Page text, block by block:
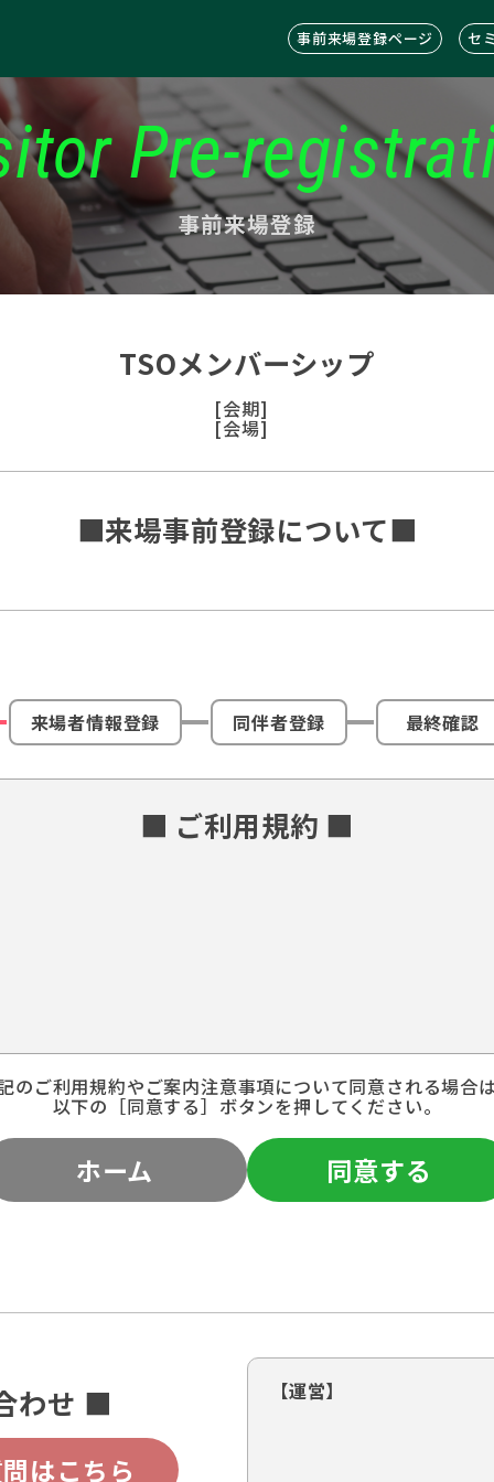
事前来場登録ページ セ
Pre-
事前来場登録
TSOメンバーシップ
[会期]
[会場]
■来場事前登録について■
来場者情報登録 同伴者登録 最終確認
■ ご利用規約 ■
のご利用規約やご案内注意事項について同意される場合
以下の［同意する］ボタンを押してください。
ホーム 同意する
わせ ■
はこちら
【運営】